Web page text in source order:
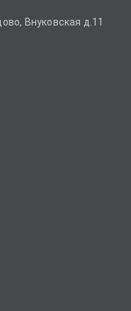
Внуковская д.11